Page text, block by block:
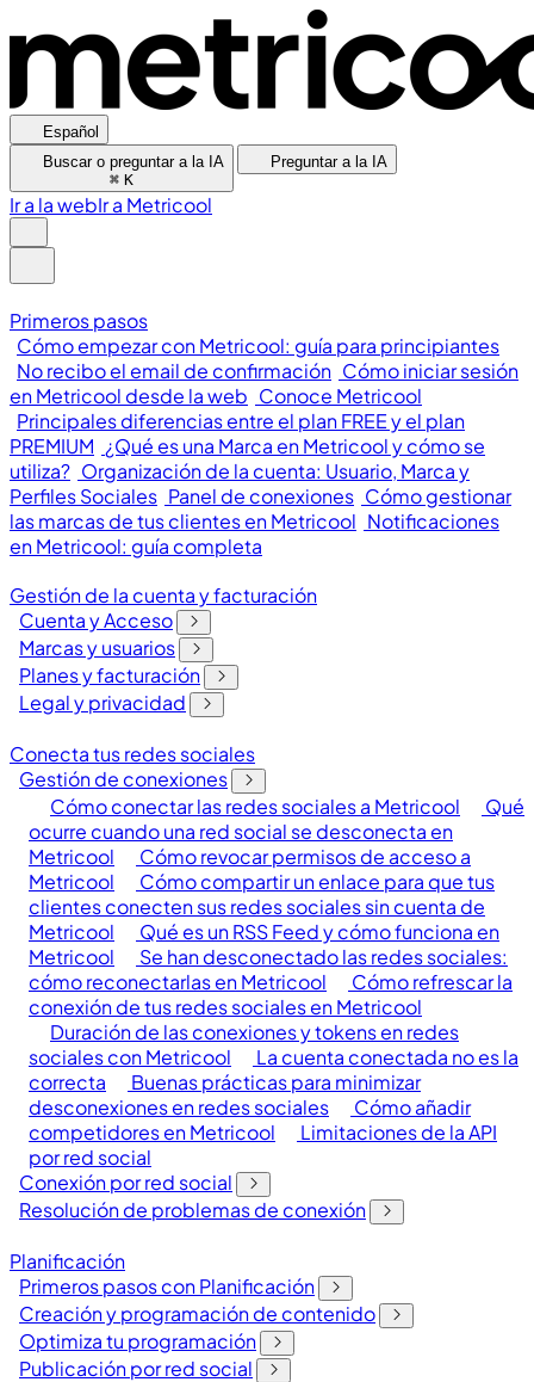
Español
Buscar o preguntar a la IA
⌘ K
Preguntar a la IA
Ir a la webIr a Metricool
Primeros pasos
Cómo empezar con Metricool: guía para principiantes
No recibo el email de confirmación Cómo iniciar sesión
en Metricool desde la web Conoce Metricool
Principales diferencias entre el plan FREE y el plan
PREMIUM ¿Qué es una Marca en Metricool y cómo se
utiliza? Organización de la cuenta: Usuario, Marca y
Perfiles Sociales Panel de conexiones Cómo gestionar
las marcas de tus clientes en Metricool Notificaciones
en Metricool: guía completa
Gestión de la cuenta y facturación
Cuenta y Acceso
Marcas y usuarios
Planes y facturación
Legal y privacidad
Conecta tus redes sociales
Gestión de conexiones
Cómo conectar las redes sociales a Metricool
Qué
ocurre cuando una red social se desconecta en
Metricool
Cómo revocar permisos de acceso a
Metricool
Cómo compartir un enlace para que tus
clientes conecten sus redes sociales sin cuenta de
Metricool
Qué es un RSS Feed y cómo funciona en
Metricool
Se han desconectado las redes sociales:
cómo reconectarlas en Metricool
Cómo refrescar la
conexión de tus redes sociales en Metricool
Duración de las conexiones y tokens en redes
sociales con Metricool
La cuenta conectada no es la
correcta
Buenas prácticas para minimizar
desconexiones en redes sociales
Cómo añadir
competidores en Metricool
Limitaciones de la API
por red social
Conexión por red social
Resolución de problemas de conexión
Planificación
Primeros pasos con Planificación
Creación y programación de contenido
Optimiza tu programación
Publicación por red social